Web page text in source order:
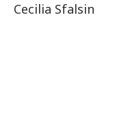
Cecilia Sfalsin